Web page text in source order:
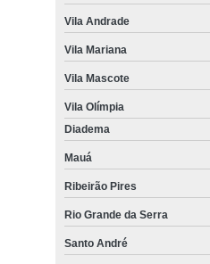
Vila Andrade
Vila Mariana
Vila Mascote
Vila Olímpia
Diadema
Mauá
Ribeirão Pires
Rio Grande da Serra
Santo André